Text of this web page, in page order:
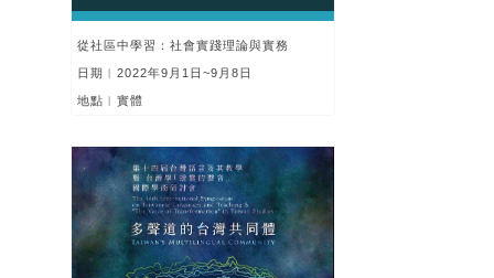
從社區中學習：社會實踐理論與實務
日期︱2022年9月1日~9月8日
地點︱實體